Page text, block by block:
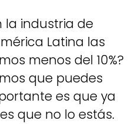
la industria de
Latina las
menos del 10%?
que puedes
es que ya
que no lo estás.